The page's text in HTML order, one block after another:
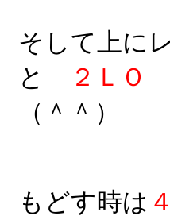
そして上に
と
２ＬＯ
（＾＾）
もどす時は